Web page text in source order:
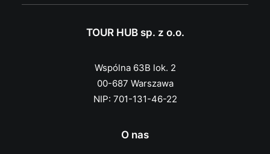
TOUR HUB sp. z o.o.
Wspólna 63B lok. 2
00-687 Warszawa
NIP: 701-131-46-22
O nas